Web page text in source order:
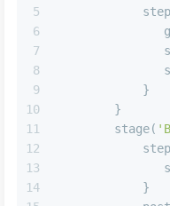
5
6
7
8
9
10
11
12
13
14
            }
        }
        stage(
            }